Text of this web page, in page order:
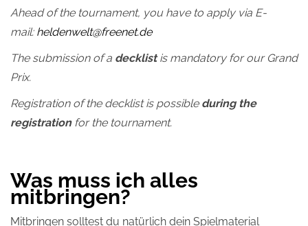
Ahead of the tournament, you have to apply via E-
mail: heldenwelt@freenet.de
The submission of a decklistis mandatory for our Grand
Prix.
Registration of the decklist is possible during the
registration for the tournament.
Was muss ich alles
mitbringen?
Mitbringen solltest du natürlich dein Spielmaterial